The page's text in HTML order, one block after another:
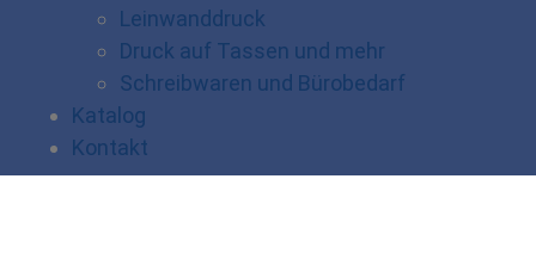
Leinwanddruck
Druck auf Tassen und mehr
Schreibwaren und Bürobedarf
Katalog
Kontakt